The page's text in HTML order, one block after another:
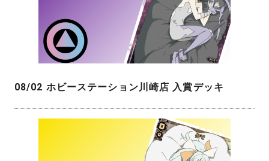
08/02 ホビーステーション川崎店 入賞デッキ